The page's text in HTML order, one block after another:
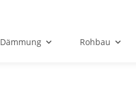
Dämmung Rohbau